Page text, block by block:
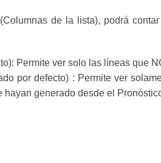
de la lista), podrá
Permite ver solo las líneas que
por defecto) : Permite ver
generado desde el